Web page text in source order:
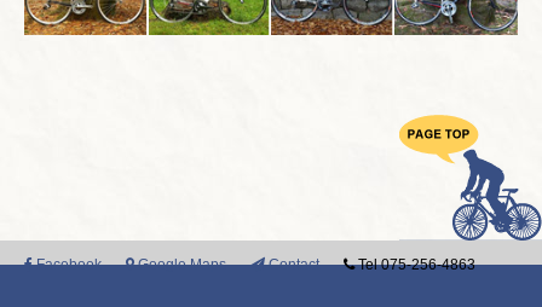
Facebook Google Maps Contact Tel 075-256-4863